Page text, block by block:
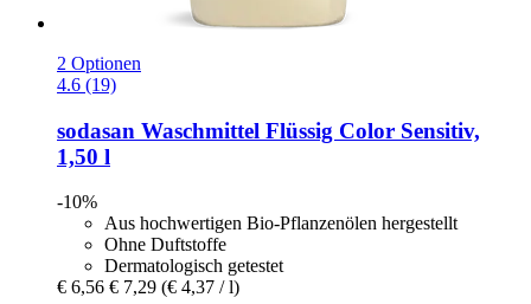
2 Optionen
4.6 (19)
sodasan Waschmittel Flüssig Color Sensitiv,
1,50 l
-10%
Aus hochwertigen Bio-Pflanzenölen hergestellt
Ohne Duftstoffe
Dermatologisch getestet
€ 6,56 € 7,29 (€ 4,37 / l)